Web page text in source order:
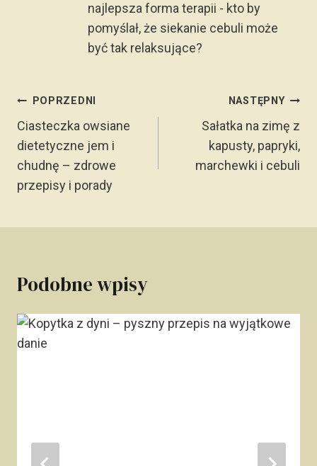
najlepsza forma terapii - kto by
pomyślał, że siekanie cebuli może
być tak relaksujące?
Nawigacja
wpisu
POPRZEDNI
Ciasteczka owsiane
dietetyczne jem i
chudnę – zdrowe
przepisy i porady
NASTĘPNY
Sałatka na zimę z
kapusty, papryki,
marchewki i cebuli
Podobne wpisy